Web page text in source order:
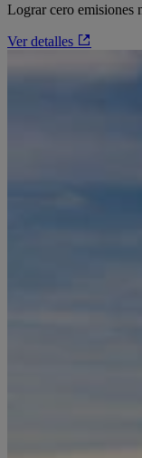
Lograr cero emisiones
Ver detalles